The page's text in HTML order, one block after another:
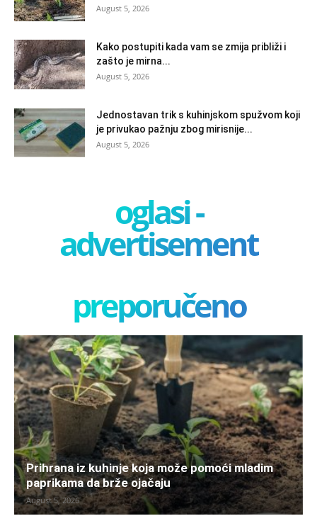
August 5, 2026
Kako postupiti kada vam se zmija približi i
zašto je mirna...
August 5, 2026
Jednostavan trik s kuhinjskom spužvom koji
je privukao pažnju zbog mirisnije...
August 5, 2026
oglasi -
advertisement
preporučeno
Prihrana iz kuhinje koja može pomoći mladim
paprikama da brže ojačaju
August 5, 2026